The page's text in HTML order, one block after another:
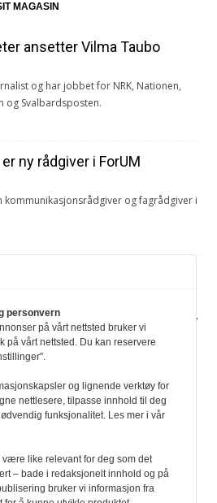
MAGASIN
ansetter Vilma Taubo
og har jobbet for NRK, Nationen,
og Svalbardsposten.
ny rådgiver i ForUM
og fagrådgiver i
idømt 7 års fengsel
total kontroll over alle offisielle medier,
å lese denne må du ha abonnement
Årsabonnement, Månedsabonnement
personvern
på vårt nettsted bruker vi
på vårt nettsted. Du kan reservere
og lignende verktøy for
nettlesere, tilpasse innhold til deg
funksjonalitet. Les mer i vår
være like relevant for deg som det
– bade i redaksjonelt innhold og på
bruker vi informasjon fra